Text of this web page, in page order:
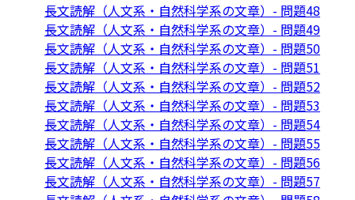
長文読解（人文系・自然科学系の文章）- 問題48
長文読解（人文系・自然科学系の文章）- 問題49
長文読解（人文系・自然科学系の文章）- 問題50
長文読解（人文系・自然科学系の文章）- 問題51
長文読解（人文系・自然科学系の文章）- 問題52
長文読解（人文系・自然科学系の文章）- 問題53
長文読解（人文系・自然科学系の文章）- 問題54
長文読解（人文系・自然科学系の文章）- 問題55
長文読解（人文系・自然科学系の文章）- 問題56
長文読解（人文系・自然科学系の文章）- 問題57